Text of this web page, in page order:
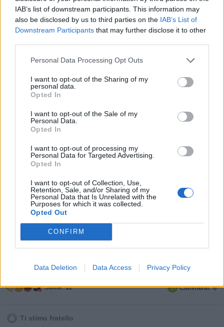
IAB’s list of downstream participants. This information may
also be disclosed by us to third parties on the IAB’s List of
Downstream Participants that may further disclose it to other
Personal Data Processing Opt Outs
I want to opt-out of the Sharing of my
personal data.
Opted In
I want to opt-out of the Sale of my
Personal Data.
Opted In
I want to opt-out of processing my
Personal Data for Targeted Advertising.
Opted In
I want to opt-out of Collection, Use,
Retention, Sale, and/or Sharing of my
Personal Data that Is Unrelated with the
Purposes for which it was collected.
Opted Out
CONFIRM
Data Deletion Data Access Privacy Policy
19 Marzo - 4.303 visualizzazioni
Stime: 11  Commenti: 6
Ti stimo fratello